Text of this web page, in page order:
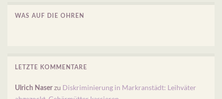
WAS AUF DIE OHREN
LETZTE KOMMENTARE
Ulrich Naser zu Diskriminierung in Markranstädt: Leihväter